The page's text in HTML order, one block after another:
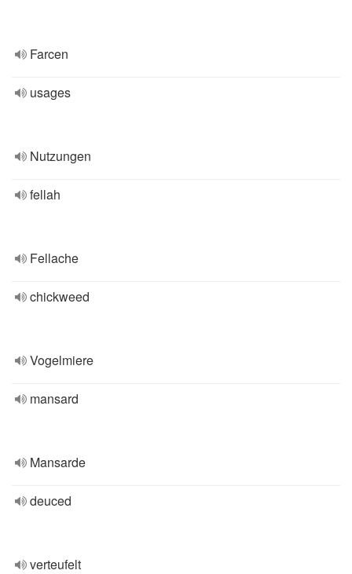
Farcen
usages
Nutzungen
fellah
Fellache
chickweed
Vogelmiere
mansard
Mansarde
deuced
verteufelt